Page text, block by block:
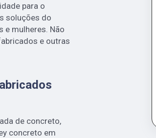
para o
soluções do
e mulheres. Não
e outras
de concreto,
concreto em